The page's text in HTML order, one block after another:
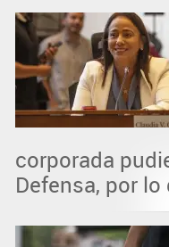
corporada
Defensa, por